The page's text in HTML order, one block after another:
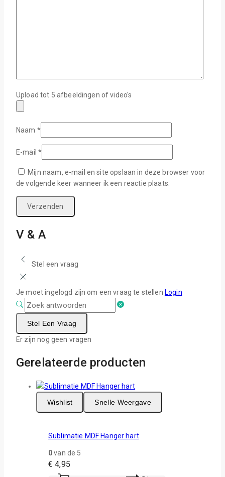
Upload tot 5 afbeeldingen of video's
Naam *
E-mail*
Mijn naam, e-mail en site opslaan in deze browser voor
de volgende keer wanneer ik een reactie plaats.
V & A
Stel een vraag
Je moet ingelogd zijn om een vraag te stellen Login
Stel Een Vraag
Er zijn nog geen vragen
Gerelateerde producten
Wishlist Snelle Weergave
Sublimatie MDF Hanger hart
0van de 5
€ 4,95